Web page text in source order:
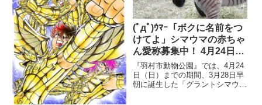
(ﾟдﾟ)ｳﾏｰ「ボクに名前をつ
けてよ」シマウマの赤ちゃ
ん愛称募集中！ 4月24日ま
で！
『羽村市動物公園』では、4月24
日（日）までの期間、3月28日早
朝に誕生した「グラントシマウ